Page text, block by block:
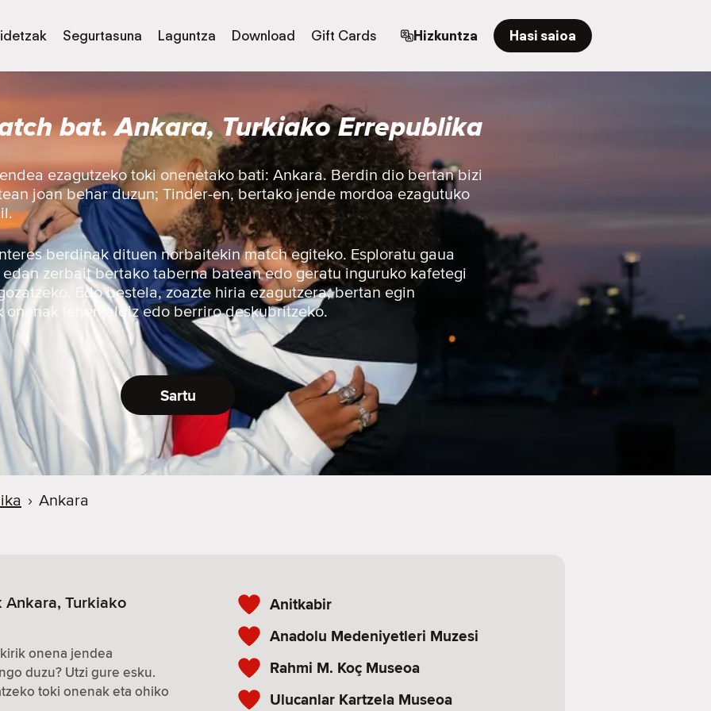
Segurtasuna Laguntza Download Gift Cards Hizkuntza Hasi saioa
bat. Ankara, Turkiako Errepublika
ezagutzeko toki onenetako bati: Ankara. Berdin dio bertan bizi
joan behar duzun; Tinder-en, bertako jende mordoa ezagutuko
berdinak dituen norbaitekin match egiteko. Esploratu gaua
edan zerbait bertako taberna batean edo geratu inguruko kafetegi
Edo bestela, zoazte hiria ezagutzera, bertan egin
onenak lehen aldiz edo berriro deskubritzeko.
Sartu
› Ankara
Turkiako
onena jendea
duzu? Utzi gure esku.
toki onenak eta ohiko
Anitkabir
Anadolu Medeniyetleri Muzesi
Rahmi M. Koç Museoa
Ulucanlar Kartzela Museoa